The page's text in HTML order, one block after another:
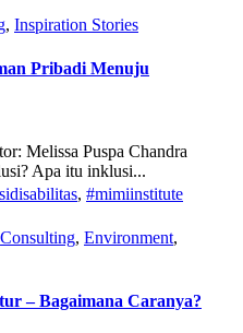
, Inspiration Stories
Pribadi Menuju
Melissa Puspa Chandra
Apa itu inklusi...
, #mimiinstitute
Consulting, Environment,
– Bagaimana Caranya?